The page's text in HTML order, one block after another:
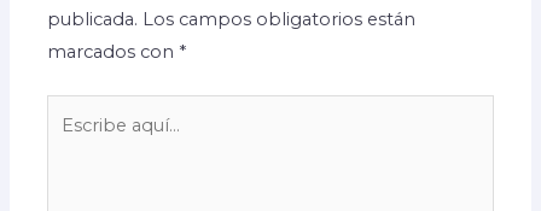
publicada. Los campos obligatorios están
marcados con *